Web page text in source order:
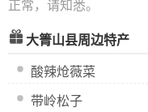
正常，请知悉。
大箐山县周边特产
酸辣炝薇菜
带岭松子